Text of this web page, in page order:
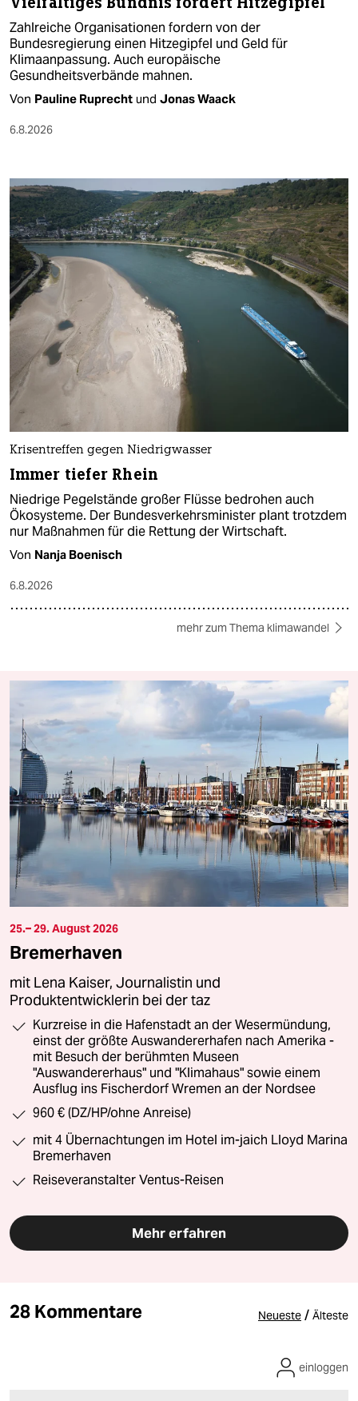
Zahlreiche Organisationen fordern von der
Bundesregierung einen Hitzegipfel und Geld für
Klimaanpassung. Auch europäische
Gesundheitsverbände mahnen.
Von Pauline Ruprecht und Jonas Waack
6.8.2026
Krisentreffen gegen Niedrigwasser
Immer tiefer Rhein
Niedrige Pegelstände großer Flüsse bedrohen auch
Ökosysteme. Der Bundesverkehrsminister plant trotzdem
nur Maßnahmen für die Rettung der Wirtschaft.
Von Nanja Boenisch
6.8.2026
mehr zum Thema klimawandel
25.– 29. August 2026
Bremerhaven
mit Lena Kaiser, Journalistin und
Produktentwicklerin bei der taz
Kurzreise in die Hafenstadt an der Wesermündung,
einst der größte Auswandererhafen nach Amerika -
mit Besuch der berühmten Museen
"Auswandererhaus" und "Klimahaus" sowie einem
Ausflug ins Fischerdorf Wremen an der Nordsee
960 € (DZ/HP/ohne Anreise)
mit 4 Übernachtungen im Hotel im-jaich Lloyd Marina
Bremerhaven
Reiseveranstalter Ventus-Reisen
Mehr erfahren
28 Kommentare Neueste / Älteste
einloggen